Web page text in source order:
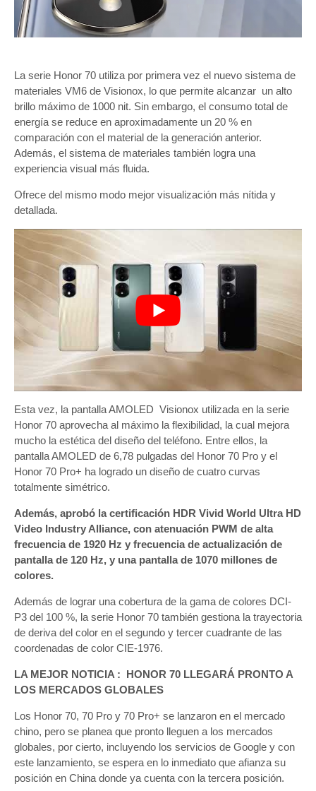
La serie Honor 70 utiliza por primera vez el nuevo sistema de
materiales VM6 de Visionox, lo que permite alcanzar un alto
brillo máximo de 1000 nit. Sin embargo, el consumo total de
energía se reduce en aproximadamente un 20 % en
comparación con el material de la generación anterior.
Además, el sistema de materiales también logra una
experiencia visual más fluida.
Ofrece del mismo modo mejor visualización más nítida y
detallada.
Esta vez, la pantalla AMOLED Visionox utilizada en la serie
Honor 70 aprovecha al máximo la flexibilidad, la cual mejora
mucho la estética del diseño del teléfono. Entre ellos, la
pantalla AMOLED de 6,78 pulgadas del Honor 70 Pro y el
Honor 70 Pro+ ha logrado un diseño de cuatro curvas
totalmente simétrico.
Además, aprobó la certificación HDR Vivid World Ultra HD
Video Industry Alliance, con atenuación PWM de alta
frecuencia de 1920 Hz y frecuencia de actualización de
pantalla de 120 Hz, y una pantalla de 1070 millones de
colores.
Además de lograr una cobertura de la gama de colores DCI-
P3 del 100 %, la serie Honor 70 también gestiona la trayectoria
de deriva del color en el segundo y tercer cuadrante de las
coordenadas de color CIE-1976.
LA MEJOR NOTICIA : HONOR 70 LLEGARÁ PRONTO A
LOS MERCADOS GLOBALES
Los Honor 70, 70 Pro y 70 Pro+ se lanzaron en el mercado
chino, pero se planea que pronto lleguen a los mercados
globales, por cierto, incluyendo los servicios de Google y con
este lanzamiento, se espera en lo inmediato que afianza su
posición en China donde ya cuenta con la tercera posición.